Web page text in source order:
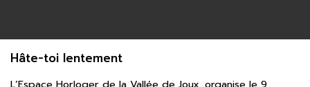
Hâte-toi lentement